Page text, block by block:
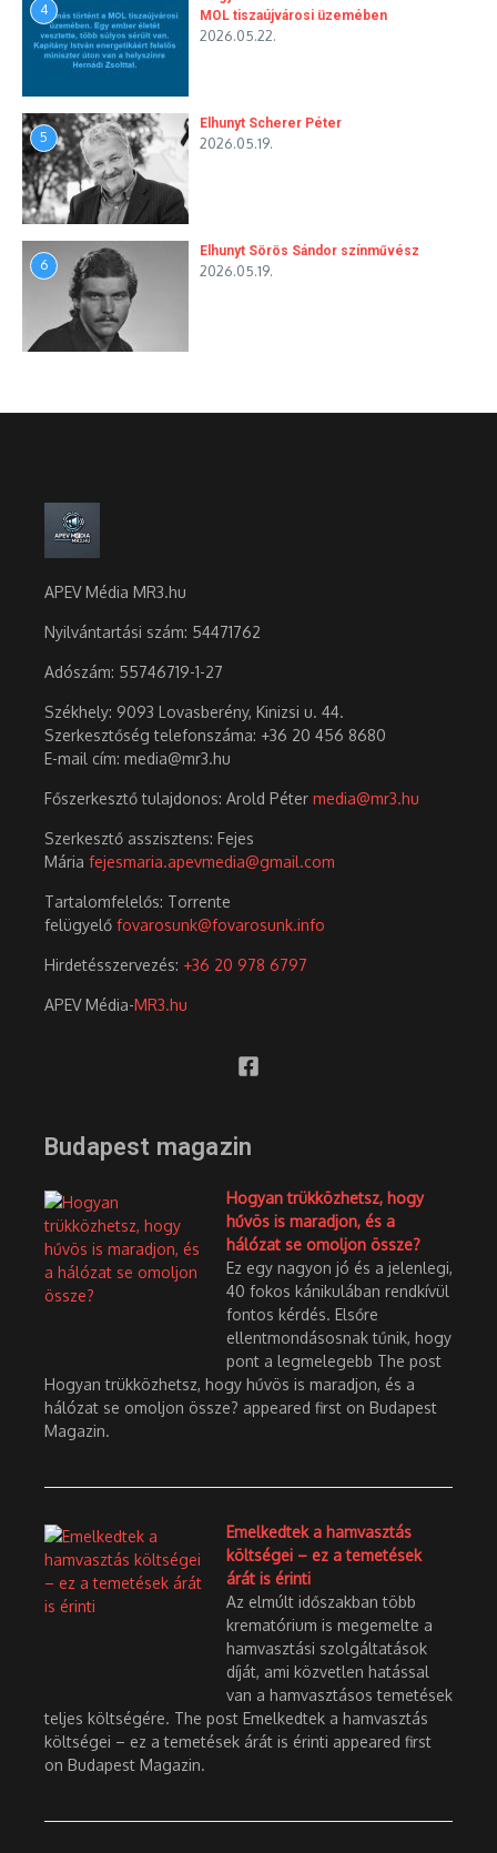
4
MOL tiszaújvárosi üzemében
2026.05.22.
5
Elhunyt Scherer Péter
2026.05.19.
6
Elhunyt Sörös Sándor színművész
2026.05.19.
APEV Média MR3.hu
Nyilvántartási szám: 54471762
Adószám: 55746719-1-27
Székhely: 9093 Lovasberény, Kinizsi u. 44.
Szerkesztőség telefonszáma: +36 20 456 8680
E-mail cím: media@mr3.hu
Főszerkesztő tulajdonos: Arold Péter media@mr3.hu
Szerkesztő asszisztens: Fejes
Mária fejesmaria.apevmedia@gmail.com
Tartalomfelelős: Torrente
felügyelő fovarosunk@fovarosunk.info
Hirdetésszervezés: +36 20 978 6797
APEV Média-MR3.hu
Budapest magazin
Hogyan trükközhetsz, hogy
hűvös is maradjon, és a
hálózat se omoljon össze?
Ez egy nagyon jó és a jelenlegi,
40 fokos kánikulában rendkívül
fontos kérdés. Elsőre
ellentmondásosnak tűnik, hogy
pont a legmelegebb The post
Hogyan trükközhetsz, hogy hűvös is maradjon, és a
hálózat se omoljon össze? appeared first on Budapest
Magazin.
Emelkedtek a hamvasztás
költségei – ez a temetések
árát is érinti
Az elmúlt időszakban több
krematórium is megemelte a
hamvasztási szolgáltatások
díját, ami közvetlen hatással
van a hamvasztásos temetések
teljes költségére. The post Emelkedtek a hamvasztás
költségei – ez a temetések árát is érinti appeared first
on Budapest Magazin.